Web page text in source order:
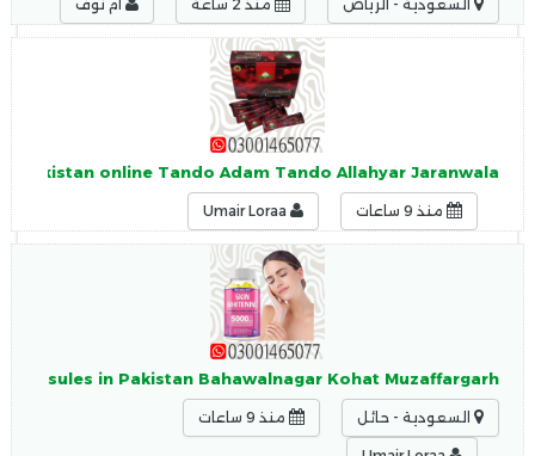
السعودية - الرياض منذ 2 ساعة ام نوف
Pakistan online Tando Adam Tando Allahyar Jaranwala
منذ 9 ساعات
Capsules in Pakistan Bahawalnagar Kohat Muzaffargarh
السعودية - حائل منذ 9 ساعات